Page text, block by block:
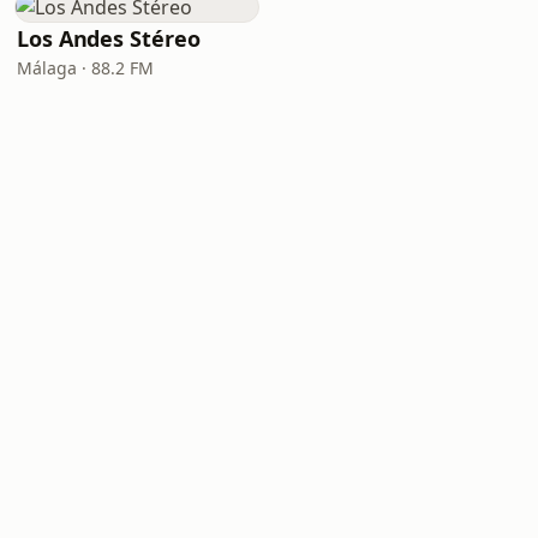
Los Andes Stéreo
Málaga · 88.2 FM